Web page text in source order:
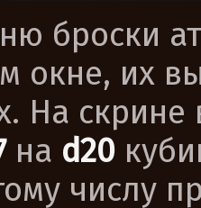
броски
окне, их
На
на d20
числу